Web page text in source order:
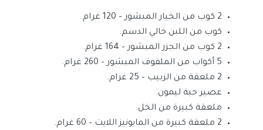
2 كوب من الخيار المبشور – 120 غرام.
كوب من اللبن خالي الدسم.
2 كوب من الجزر المبشور – 164 غرام.
5 أكواب من الملفوف المبشور – 260 غرام.
2 ملعقة من الزبيب – 25 غرام.
عصير حبة ليمون.
ملعقة كبيرة من الخل.
2 ملعقة كبيرة من المايونيز اللايت – 60 غرام.